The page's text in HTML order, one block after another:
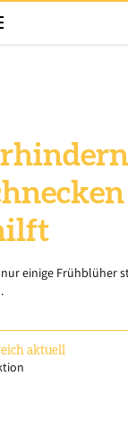
einige Frühblüher
aktuell